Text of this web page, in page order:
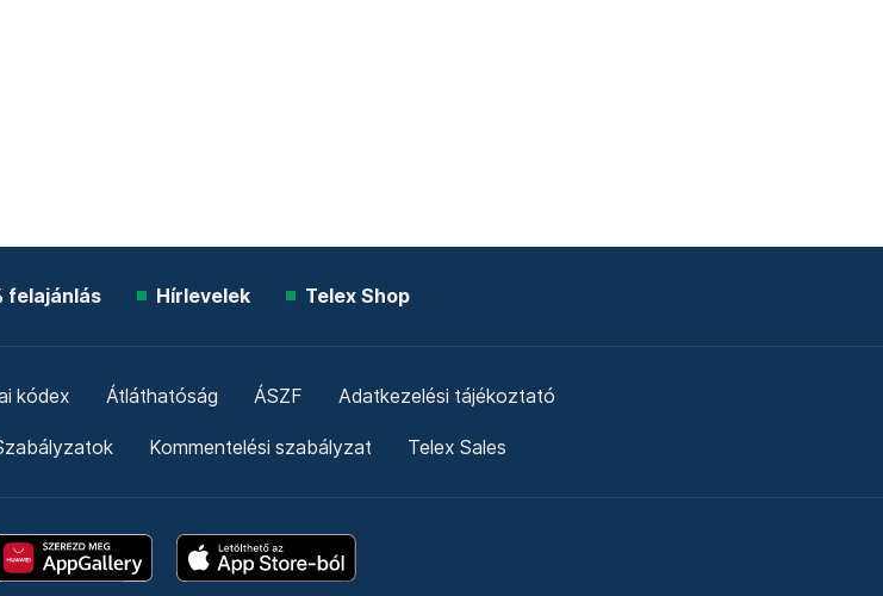
felajánlás Hírlevelek Telex Shop
kódex Átláthatóság ÁSZF Adatkezelési tájékoztató
Kommentelési szabályzat Telex Sales